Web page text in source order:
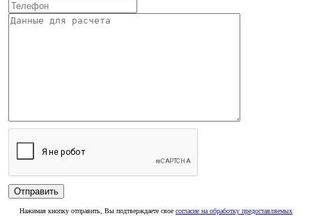
Нажимая кнопку отправить, Вы подтверждаете свое согласие на обработку предоставляемых